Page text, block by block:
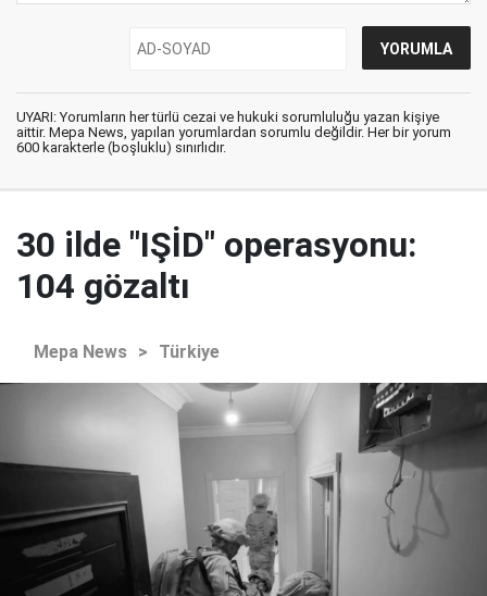
UYARI: Yorumların her türlü cezai ve hukuki sorumluluğu yazan kişiye
aittir. Mepa News, yapılan yorumlardan sorumlu değildir. Her bir yorum
600 karakterle (boşluklu) sınırlıdır.
30 ilde "IŞİD" operasyonu:
104 gözaltı
Mepa News > Türkiye